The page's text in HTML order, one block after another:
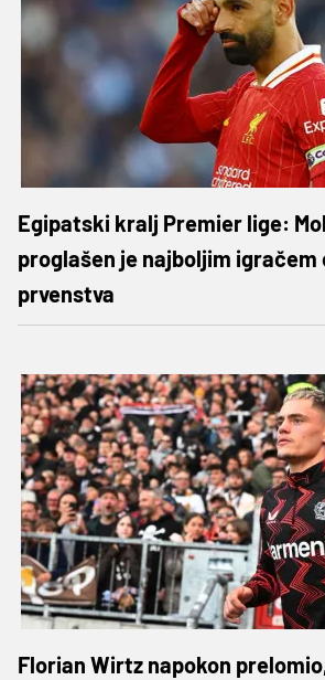
Egipatski kralj Premier lige:
proglašen je najboljim igračem
prvenstva
Florian Wirtz napokon